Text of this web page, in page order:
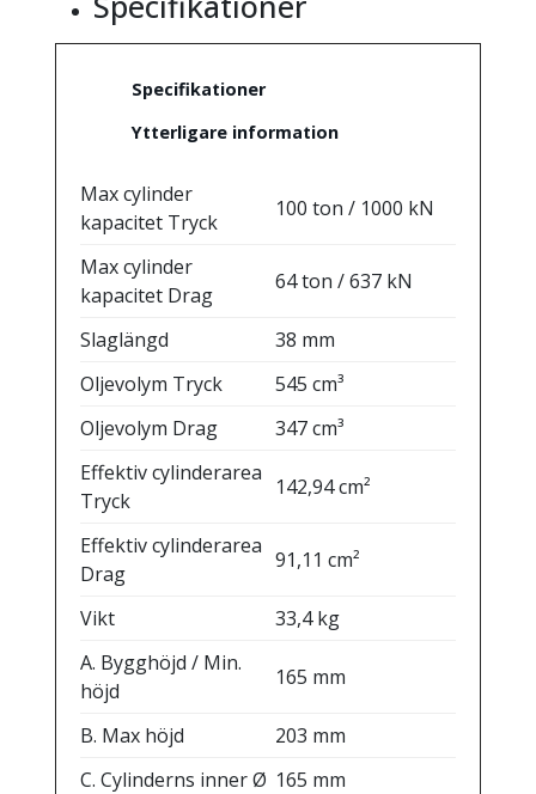
Specifikationer
Ytterligare information
Max cylinder
kapacitet Tryck
100 ton / 1000 kN
Max cylinder
kapacitet Drag
64 ton / 637 kN
Slaglängd
38 mm
Oljevolym Tryck
545 cm³
Oljevolym Drag
347 cm³
Effektiv cylinderarea
Tryck
142,94 cm²
Effektiv cylinderarea
Drag
91,11 cm²
Vikt
33,4 kg
A. Bygghöjd / Min.
höjd
165 mm
B. Max höjd
203 mm
C. Cylinderns inner Ø 165 mm